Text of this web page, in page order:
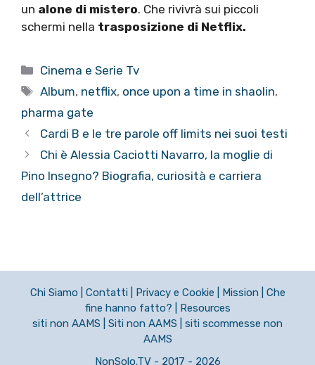
un alone di mistero. Che rivivrà sui piccoli
schermi nella trasposizione di Netflix.
Categorie
Cinema e Serie Tv
Tag
Album, netflix, once upon a time in shaolin,
pharma gate
Cardi B e le tre parole off limits nei suoi testi
Chi è Alessia Caciotti Navarro, la moglie di
Pino Insegno? Biografia, curiosità e carriera
dell’attrice
Chi Siamo Contatti Privacy e Cookie Mission
Che
fine hanno fatto?
Resources
siti non AAMS
Siti non AAMS
siti scommesse non
AAMS
NonSolo.TV - 2017 - 2026